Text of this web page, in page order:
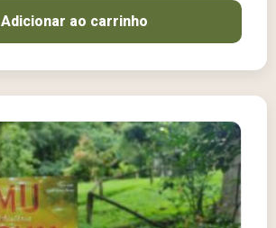
Adicionar ao carrinho